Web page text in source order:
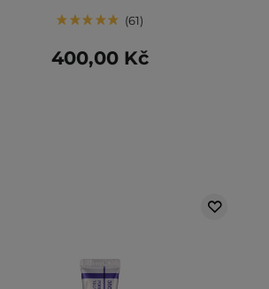
61
400,00 Kč